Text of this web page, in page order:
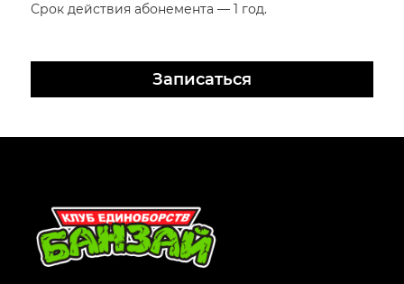
Срок действия абонемента — 1 год.
Записаться